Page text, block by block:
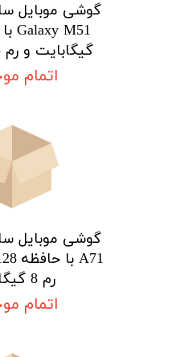
گوشی موبایل
گیگابایت و رم 8 گیگابایت
اتمام
گوشی موبایل
رم 8 گیگابایت
اتمام